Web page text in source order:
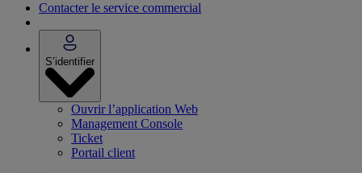
Contacter le service commercial
S’identifier
Ouvrir l’application Web
Management Console
Ticket
Portail client